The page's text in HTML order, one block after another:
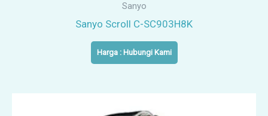
Sanyo
Sanyo Scroll C-SC903H8K
Harga : Hubungi Kami